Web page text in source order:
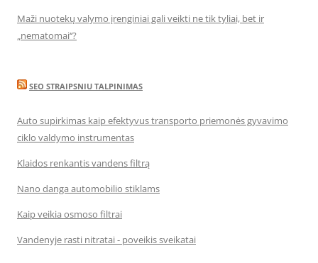
Maži nuotekų valymo įrenginiai gali veikti ne tik tyliai, bet ir
„nematomai‘‘?
SEO STRAIPSNIU TALPINIMAS
Auto supirkimas kaip efektyvus transporto priemonės gyvavimo
ciklo valdymo instrumentas
Klaidos renkantis vandens filtrą
Nano danga automobilio stiklams
Kaip veikia osmoso filtrai
Vandenyje rasti nitratai - poveikis sveikatai